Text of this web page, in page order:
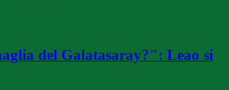
del Galatasaray?": Leao si